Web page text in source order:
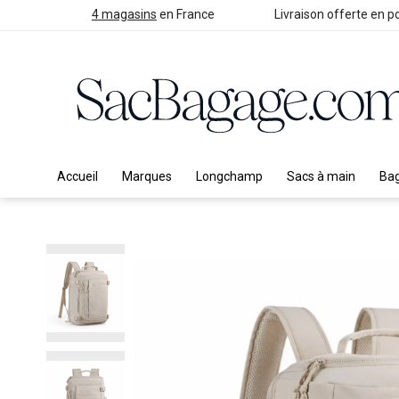
4 magasins en France Livraison offerte en
Accueil Marques Longchamp Sacs à main
end
the